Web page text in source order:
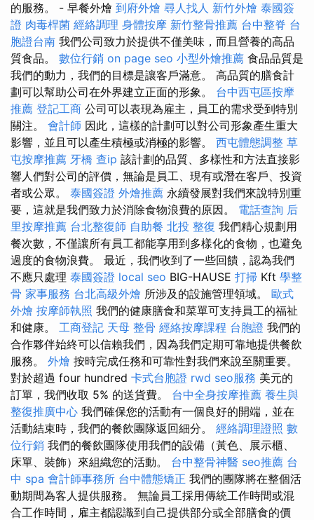
的服務。 - 早餐外燴 到府外燴 尋人找人 新竹外燴 泰國簽
證 肉毒桿菌 經絡調理 身體按摩 新竹整骨推薦 台中整脊 台
胞證台南 我們公司致力於提供不僅美味，而且營養的高品
質食品。 數位行銷 on page seo 小型外燴推薦 食品品質是
我們的動力，我們的目標是讓客戶滿意。 高品質的膳食計
劃可以幫助公司在外界建立正面的形象。 台中西屯區按摩
推薦 登記工商 公司可以表現為雇主，員工的需求受到特別
關注。 會計師 因此，這樣的計劃可以對公司形象產生重大
影響，並且可以產生積極或消極的影響。 西屯體態調整 草
屯按摩推薦 牙橋 查ip 該計劃的品質、多樣性和方法直接影
響人們對公司的評價，無論是員工、現有或潛在客戶、投資
者或公眾。 泰國簽證 外燴推薦 永續發展對我們來說特別重
要，這就是我們致力於消除食物浪費的原因。 電話查詢 后
里按摩推薦 台北整復師 自助餐 北投 整復 我們精心規劃用
餐次數，不僅讓所有員工都能享用到多樣化的食物，也避免
過度的食物浪費。 最近，我們收到了一些回饋，認為我們
不應只處理 泰國簽證 local seo BIG-HAUSE 打掃 Kft 學整
骨 家事服務 台北高級外燴 所涉及的設施管理領域。 歐式
外燴 按摩師執照 我們的健康膳食和菜單可支持員工的福祉
和健康。 工商登記 天母 整骨 經絡按摩課程 台胞證 我們的
合作夥伴始終可以信賴我們，因為我們定期可靠地提供餐飲
服務。 外燴 按時完成任務和可靠性對我們來說至關重要。
對於超過 four hundred 卡式台胞證 rwd seo服務 美元的
訂單，我們收取 5% 的送貨費。 台中全身按摩推薦 養生與
整復推廣中心 我們確保您的活動有一個良好的開端，並在
活動結束時，我們的餐飲團隊返回細分。 經絡調理證照 數
位行銷 我們的餐飲團隊使用我們的設備（黃色、展示櫃、
床單、裝飾）來組織您的活動。 台中整骨神醫 seo推薦 台
中 spa 會計師事務所 台中體態矯正 我們的團隊將在整個活
動期間為客人提供服務。 無論員工採用傳統工作時間或混
合工作時間，雇主都認識到自己提供部分或全部膳食的價